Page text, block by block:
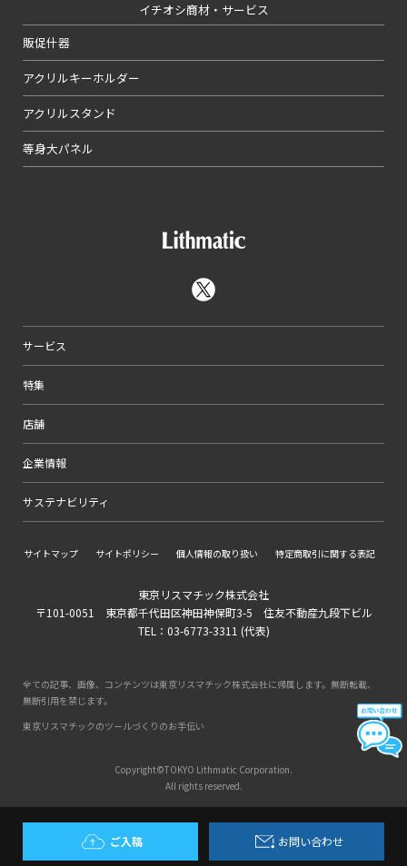
ご入稿 お問い合わせ
イチオシ商材・サービス
販促什器
アクリルキーホルダー
アクリルスタンド
等身大パネル
サービス
特集
店舗
企業情報
サステナビリティ
サイトマップ サイトポリシー 個人情報の取り扱い 特定商取引に関する表記
東京リスマチック株式会社
〒101-0051 東京都千代田区神田神保町3-5 住友不動産九段下ビル
TEL：03-6773-3311 (代表)
全ての記事、画像、コンテンツは東京リスマチック株式会社に帰属します。無断転載、
無断引用を禁じます。
東京リスマチックのツールづくりのお手伝い
Copyright©TOKYO Lithmatic Corporation.
All rights reserved.